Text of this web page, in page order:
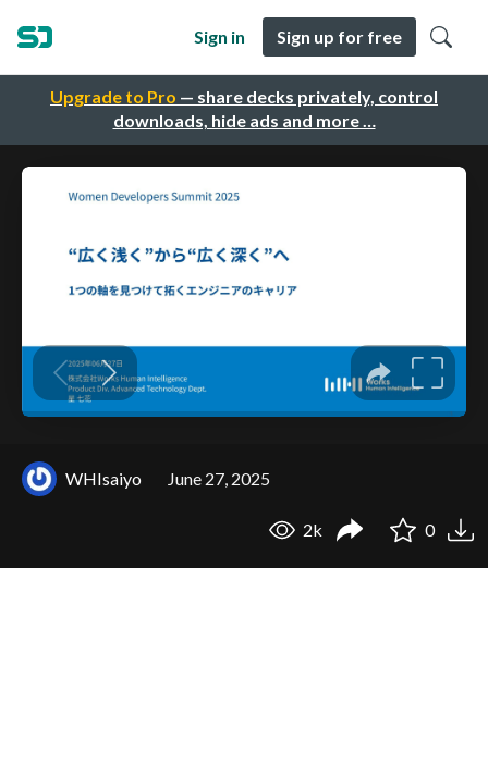
Upgrade to Pro — share decks privately, control
downloads, hide ads and more …
Sign in Sign up for free
WHIsaiyo June 27, 2025
2k 0